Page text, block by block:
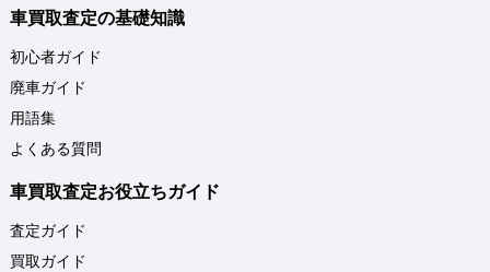
車買取査定の基礎知識
初心者ガイド
廃車ガイド
用語集
よくある質問
車買取査定お役立ちガイド
査定ガイド
買取ガイド